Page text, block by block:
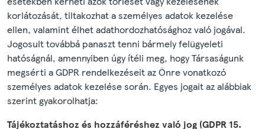
korlátozását, tiltakozhat a személyes adatok kezelése
ellen, valamint élhet adathordozhatósághoz való jogával.
Jogosult továbbá panaszt tenni bármely felügyeleti
hatóságnál, amennyiben úgy ítéli meg, hogy Társaságunk
megsérti a GDPR rendelkezéseit az Önre vonatkozó
személyes adatok kezelése során. Egyes jogait az alábbiak
szerint gyakorolhatja:
Tájékoztatáshoz és hozzáféréshez való jog (GDPR 15.